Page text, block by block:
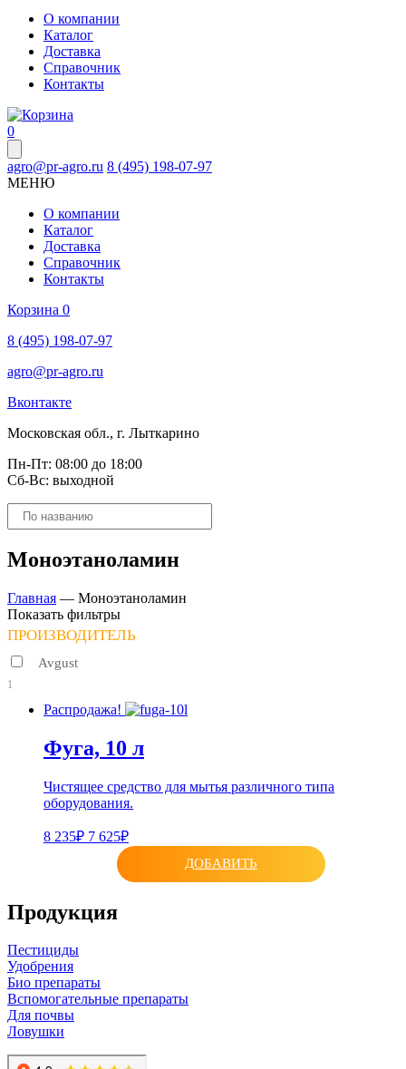
О компании
Каталог
Доставка
Справочник
Контакты
0
agro@pr-agro.ru 8 (495) 198-07-97
МЕНЮ
О компании
Каталог
Доставка
Справочник
Контакты
Корзина 0
8 (495) 198-07-97
agro@pr-agro.ru
Вконтакте
Московская обл., г. Лыткарино
Пн-Пт: 08:00 до 18:00
Сб-Вс: выходной
Поиск
товаров
Моноэтаноламин
Главная — Моноэтаноламин
Показать фильтры
ПРОИЗВОДИТЕЛЬ
Avgust
1
Распродажа!
Фуга, 10 л
Чистящее средство для мытья различного типа
оборудования.
8 235₽ 7 625₽
ДОБАВИТЬ
Продукция
Пестициды
Удобрения
Био препараты
Вспомогательные препараты
Для почвы
Ловушки